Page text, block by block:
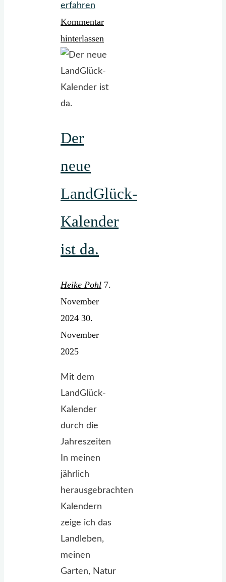
erfahren
Kalender
2026
~
13
Seiten,
Kommentar
hinterlassen
Der
neue
LandGlück-
Kalender
ist da.
Heike Pohl 7.
November
2024 30.
November
2025
Mit dem
LandGlück-
Kalender
durch die
Jahreszeiten
In meinen
jährlich
herausgebrachten
Kalendern
zeige ich das
Landleben,
meinen
Garten, Natur